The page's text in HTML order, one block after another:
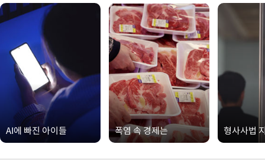
AI에 빠진 아이들 폭염 속 경제는 형사사법